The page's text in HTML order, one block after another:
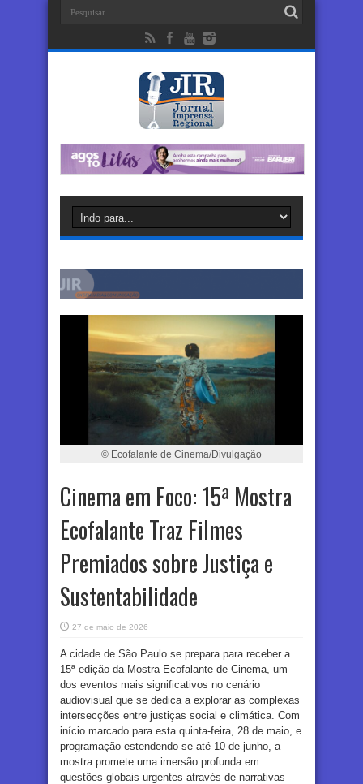
© Ecofalante de Cinema/Divulgação
Cinema em Foco: 15ª Mostra
Ecofalante Traz Filmes
Premiados sobre Justiça e
Sustentabilidade
27 de maio de 2026
A cidade de São Paulo se prepara para receber a
15ª edição da Mostra Ecofalante de Cinema, um
dos eventos mais significativos no cenário
audiovisual que se dedica a explorar as complexas
intersecções entre justiças social e climática. Com
início marcado para esta quinta-feira, 28 de maio, e
programação estendendo-se até 10 de junho, a
mostra promete uma imersão profunda em
questões globais urgentes através de narrativas